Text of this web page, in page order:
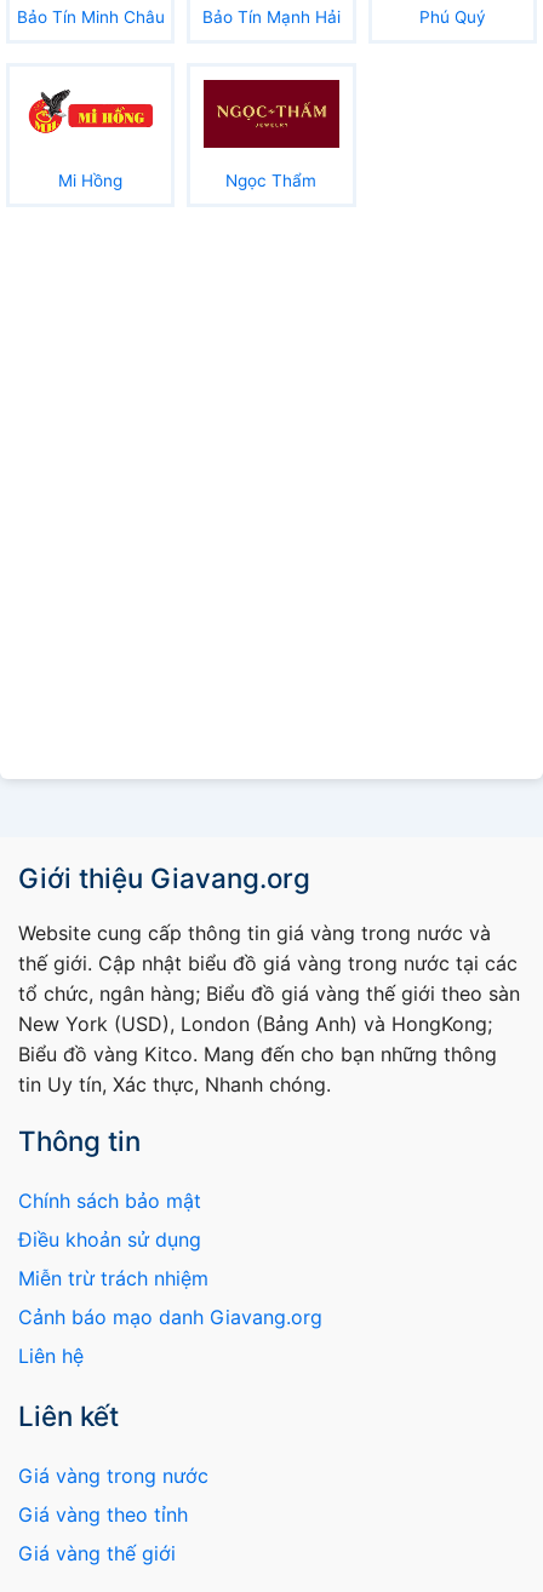
Bảo Tín Minh Châu Bảo Tín Mạnh Hải Phú Quý
Mi Hồng Ngọc Thẩm
Giới thiệu Giavang.org
Website cung cấp thông tin giá vàng trong nước và
thế giới. Cập nhật biểu đồ giá vàng trong nước tại các
tổ chức, ngân hàng; Biểu đồ giá vàng thế giới theo sàn
New York (USD), London (Bảng Anh) và HongKong;
Biểu đồ vàng Kitco. Mang đến cho bạn những thông
tin Uy tín, Xác thực, Nhanh chóng.
Thông tin
Chính sách bảo mật
Điều khoản sử dụng
Miễn trừ trách nhiệm
Cảnh báo mạo danh Giavang.org
Liên hệ
Liên kết
Giá vàng trong nước
Giá vàng theo tỉnh
Giá vàng thế giới